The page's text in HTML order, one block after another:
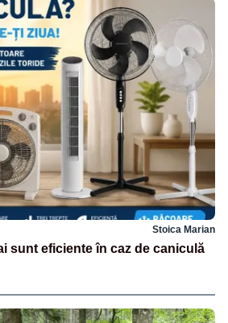
Stoica Marian
sunt eficiente în caz de caniculă